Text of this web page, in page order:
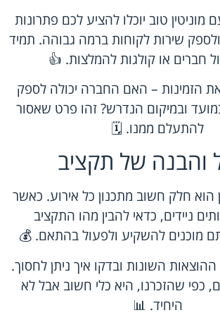
מוניטין טוב יוכלו להציע לכם פתרונות
שירות לקוחות ברמה גבוהה. תמיד
חברים או קולגות להמלצות. 👍
הזמינות – האם החברה יכולה לספק
ובמיקום הנדרש? זהו פרט שאסור
להתעלם ממנו. 🗓️
והבנה של תקציב
הוא חלק חשוב מתכנון כל אירוע. כאשר
ניידים, כדאי להבין מהו התקציב
מוכנים להשקיע ולפעול בהתאם. 💰
השונות ובדקו איך ניתן לחסוך.
כפי שהזכרנו, היא כלי חשוב אבל לא
היחיד. 📊